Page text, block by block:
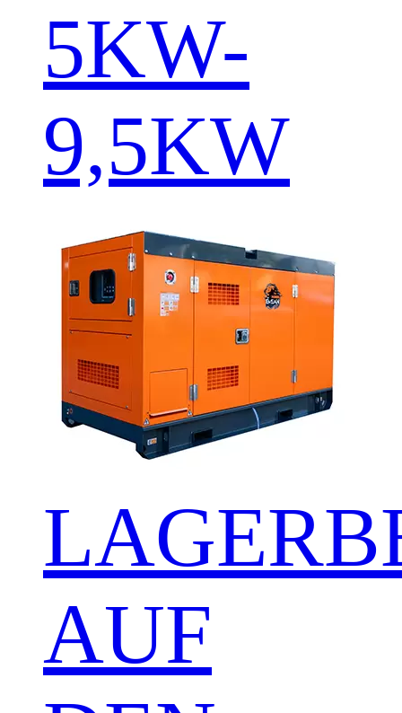
5KW-
9,5KW
AUF